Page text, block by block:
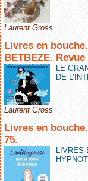
Laurent Gross
Livres en
BETBEZE.
LE
DE
Laurent Gross
Livres en
75.
LIVRES